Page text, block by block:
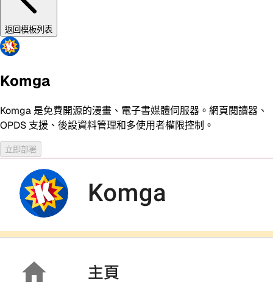
返回模板列表
Komga
Komga 是免費開源的漫畫、電子書媒體伺服器。網頁閱讀器、
OPDS 支援、後設資料管理和多使用者權限控制。
立即部署